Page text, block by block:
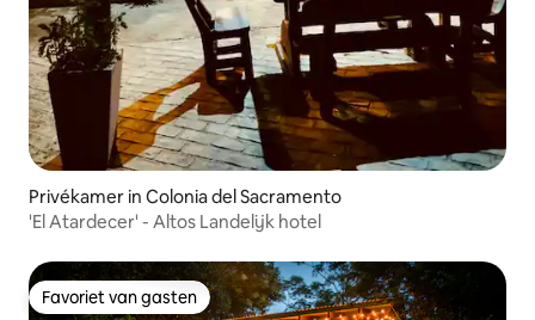
Privékamer in Colonia del Sacramento
'El Atardecer' - Altos Landelijk hotel
Favoriet van gasten
Favoriet van gasten